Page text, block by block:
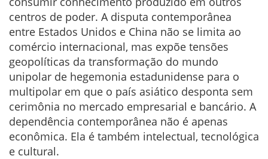
centros de poder. A disputa contemporânea
entre Estados Unidos e China não se limita ao
comércio internacional, mas expõe tensões
geopolíticas da transformação do mundo
unipolar de hegemonia estadunidense para o
multipolar em que o país asiático desponta sem
cerimônia no mercado empresarial e bancário. A
dependência contemporânea não é apenas
econômica. Ela é também intelectual, tecnológica
e cultural.